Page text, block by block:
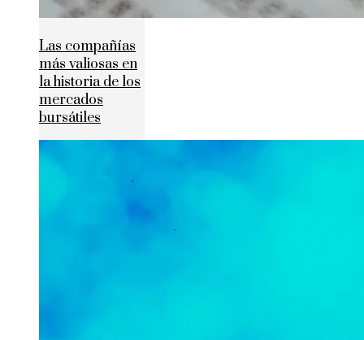
Las compañías
más valiosas en
la historia de los
mercados
bursátiles